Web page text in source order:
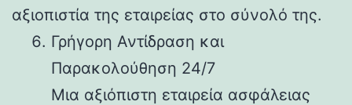
αξιοπιστία της εταιρείας στο σύνολό της.
Γρήγορη Αντίδραση και
Παρακολούθηση 24/7
Μια αξιόπιστη εταιρεία ασφάλειας